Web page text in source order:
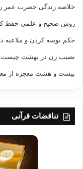
خلاصه زندگی حضرت عمر
روش صحیح و علمی حفظ
حکم بوسه کردن و ملاعبه
نصیب زن در بهشت
بیست و هشت معجزه از
تناقضات قرآنی